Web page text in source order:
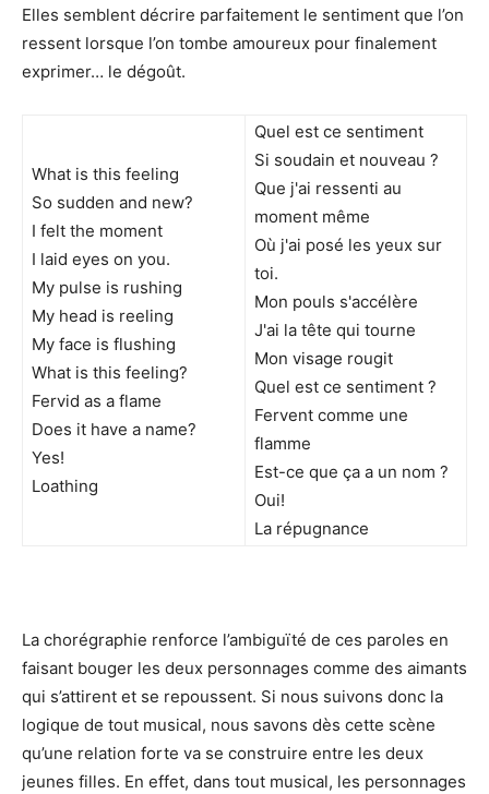
Elles semblent décrire parfaitement le sentiment que l’on
ressent lorsque l’on tombe amoureux pour finalement
exprimer… le dégoût.
What is this feeling
So sudden and new?
I felt the moment
I laid eyes on you.
My pulse is rushing
My head is reeling
My face is flushing
What is this feeling?
Fervid as a flame
Does it have a name?
Yes!
Loathing
Quel est ce sentiment
Si soudain et nouveau ?
Que j'ai ressenti au
moment même
Où j'ai posé les yeux sur
toi.
Mon pouls s'accélère
J'ai la tête qui tourne
Mon visage rougit
Quel est ce sentiment ?
Fervent comme une
flamme
Est-ce que ça a un nom ?
Oui!
La répugnance
La chorégraphie renforce l’ambiguïté de ces paroles en
faisant bouger les deux personnages comme des aimants
qui s’attirent et se repoussent. Si nous suivons donc la
logique de tout musical, nous savons dès cette scène
qu’une relation forte va se construire entre les deux
jeunes filles. En effet, dans tout musical, les personnages